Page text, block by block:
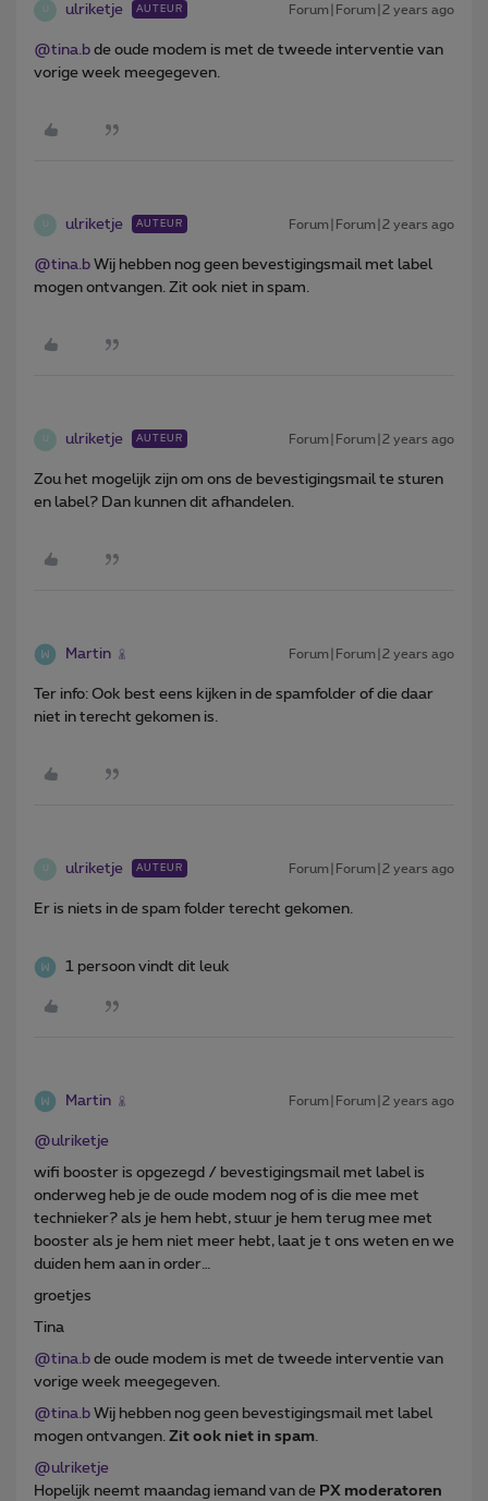
ulriketje AUTEUR Forum|Forum|2 years ago
@tina.b de oude modem is met de tweede interventie van
vorige week meegegeven.
ulriketje AUTEUR Forum|Forum|2 years ago
@tina.b Wij hebben nog geen bevestigingsmail met label
mogen ontvangen. Zit ook niet in spam.
ulriketje AUTEUR Forum|Forum|2 years ago
Zou het mogelijk zijn om ons de bevestigingsmail te sturen
en label? Dan kunnen dit afhandelen.
Martin Forum|Forum|2 years ago
Ter info: Ook best eens kijken in de spamfolder of die daar
niet in terecht gekomen is.
ulriketje AUTEUR Forum|Forum|2 years ago
Er is niets in de spam folder terecht gekomen.
1 persoon vindt dit leuk
Martin Forum|Forum|2 years ago
@ulriketje
wifi booster is opgezegd / bevestigingsmail met label is
onderweg heb je de oude modem nog of is die mee met
technieker? als je hem hebt, stuur je hem terug mee met
booster als je hem niet meer hebt, laat je t ons weten en we
duiden hem aan in order…
groetjes
Tina
@tina.b de oude modem is met de tweede interventie van
vorige week meegegeven.
@tina.b Wij hebben nog geen bevestigingsmail met label
mogen ontvangen. Zit ook niet in spam
@ulriketje
Hopelijk neemt maandag iemand van de PX moderatoren